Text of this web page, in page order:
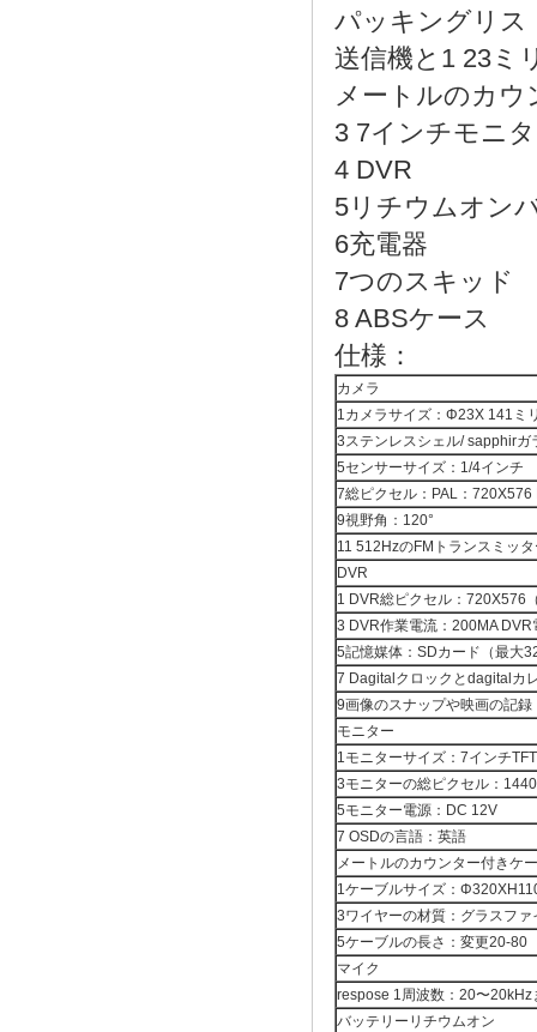
パッキングリス
送信機と1 23ミ
メートルのカウ
3 7インチモニ
4 DVR
5リチウムオン
6充電器
7つのスキッド
8 ABSケース
仕様：
カメラ
1カメラサイズ：Φ23X 141ミ
3ステンレスシェル/ sapphirガ
5センサーサイズ：1/4インチ
7総ピクセル：PAL：
9視野角：120°
11 512HzのFMトランスミッ
DVR
1 DVR総ピクセル：720X576
3 DVR作業電流：200MA DVR
5記憶媒体：SDカード（最大
7 Dagitalクロックとdagitalカ
9画像のスナップや映画の記録
モニター
1モニターサイズ：7インチ
3モニターの総ピクセル：
5モニター電源：DC 12V
7 OSDの言語：英語
メートルのカウンター付きケ
1ケーブルサイズ：
3ワイヤーの材質：グラスファ
5ケーブルの長さ：変更20-80
マイク
respose 1周波数：20〜20kHz
バッテリーリチウムオン